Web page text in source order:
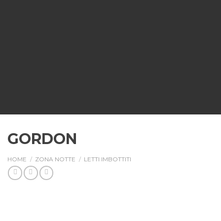
GORDON
HOME / ZONA NOTTE / LETTI IMBOTTITI